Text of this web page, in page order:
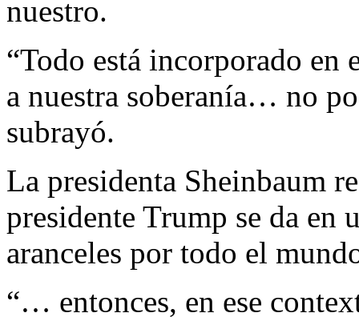
nuestro.
“Todo está incorporado en
a nuestra soberanía… no
subrayó.
La presidenta Sheinbaum
presidente Trump se da en
aranceles por todo el
“… entonces, en ese